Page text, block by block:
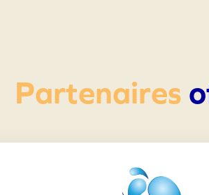
Partenaires